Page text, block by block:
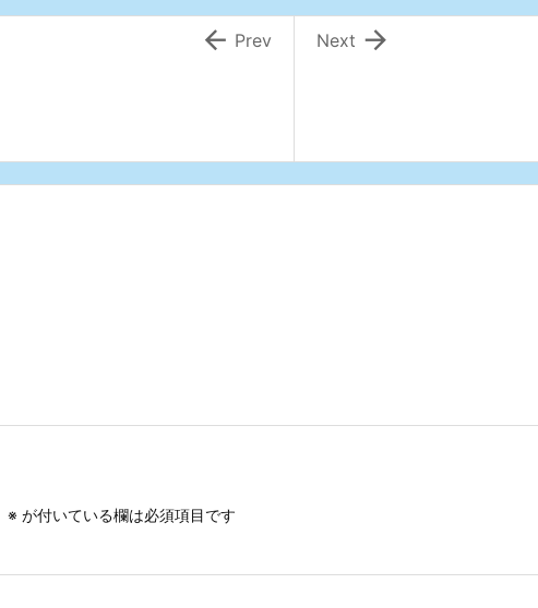

Next
 Prev
※ が付いている欄は必須項目です